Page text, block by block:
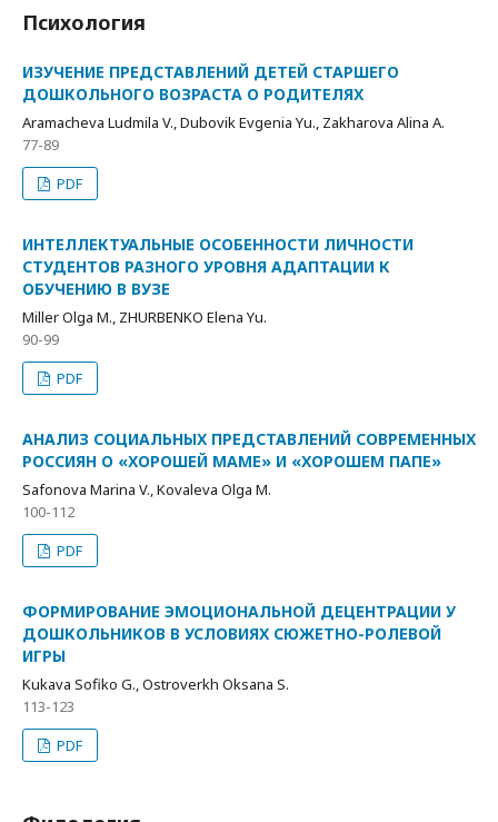
Психология
ИЗУЧЕНИЕ ПРЕДСТАВЛЕНИЙ ДЕТЕЙ СТАРШЕГО
ДОШКОЛЬНОГО ВОЗРАСТА О РОДИТЕЛЯХ
Aramacheva Ludmila V., Dubovik Evgenia Yu., Zakharova Alina A.
77-89
PDF
ИНТЕЛЛЕКТУАЛЬНЫЕ ОСОБЕННОСТИ ЛИЧНОСТИ
СТУДЕНТОВ РАЗНОГО УРОВНЯ АДАПТАЦИИ К
ОБУЧЕНИЮ В ВУЗЕ
Miller Olga M., ZHURBENKO Elena Yu.
90-99
PDF
АНАЛИЗ СОЦИАЛЬНЫХ ПРЕДСТАВЛЕНИЙ СОВРЕМЕННЫХ
РОССИЯН О «ХОРОШЕЙ МАМЕ» И «ХОРОШЕМ ПАПЕ»
Safonova Marina V., Kovaleva Olga M.
100-112
PDF
ФОРМИРОВАНИЕ ЭМОЦИОНАЛЬНОЙ ДЕЦЕНТРАЦИИ У
ДОШКОЛЬНИКОВ В УСЛОВИЯХ СЮЖЕТНО-РОЛЕВОЙ
ИГРЫ
Kukava Sofiko G., Ostroverkh Oksana S.
113-123
PDF